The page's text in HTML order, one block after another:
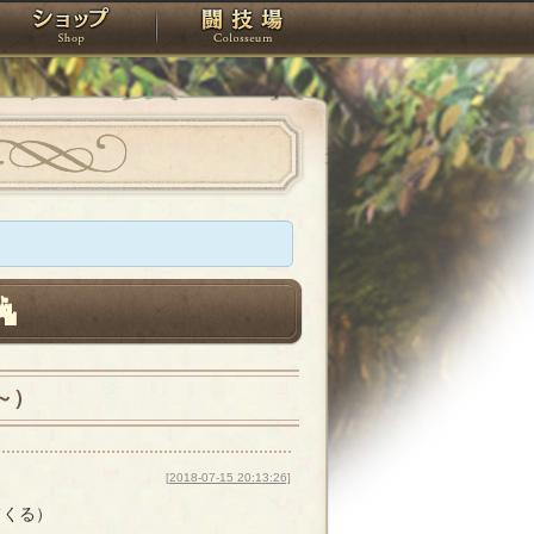
タジオ ショップ 闘技場
[2018-07-15 20:13:26]
る）